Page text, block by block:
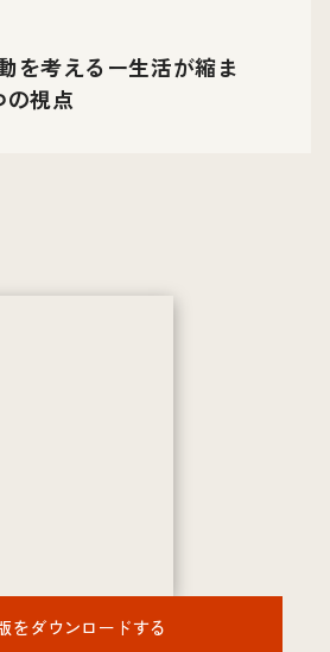
を考えるー生活が縮ま
の視点
をダウンロードする